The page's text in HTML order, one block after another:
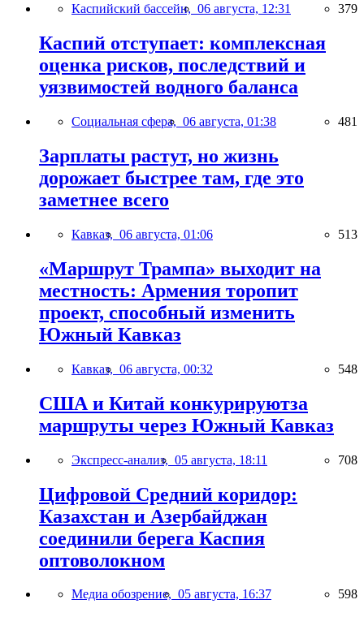
Каспийский бассейн, 06 августа, 12:31 379
Каспий отступает: комплексная
оценка рисков, последствий и
уязвимостей водного баланса
Социальная сфера, 06 августа, 01:38 481
Зарплаты растут, но жизнь
дорожает быстрее там, где это
заметнее всего
Кавказ, 06 августа, 01:06 513
«Маршрут Трампа» выходит на
местность: Армения торопит
проект, способный изменить
Южный Кавказ
Кавказ, 06 августа, 00:32 548
США и Китай конкурируютза
маршруты через Южный Кавказ
Экспресс-анализ, 05 августа, 18:11 708
Цифровой Средний коридор:
Казахстан и Азербайджан
соединили берега Каспия
оптоволокном
Медиа обозрение, 05 августа, 16:37 598